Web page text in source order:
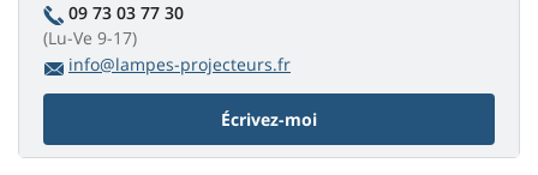
09 73 03 77 30
(Lu-Ve 9-17)
info@lampes-projecteurs.fr
Écrivez-moi